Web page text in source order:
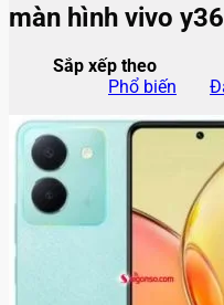
màn hình vivo
Sắp xếp theo
Phổ biến